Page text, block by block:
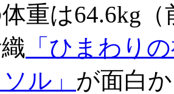
重は64.6kg（
「ひまわり
ル」 が面白